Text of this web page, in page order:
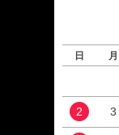
日 月
2 3